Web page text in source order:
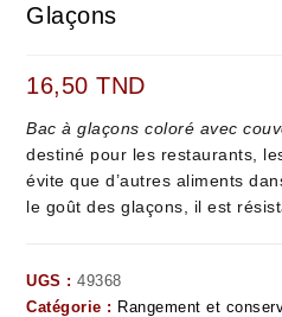
Glaçons
16,50TND
Bac à glaçons coloré avec
destiné pour les restaurants,
évite que d’autres aliments
le goût des glaçons, il est
UGS :49368
Catégorie : Rangement et